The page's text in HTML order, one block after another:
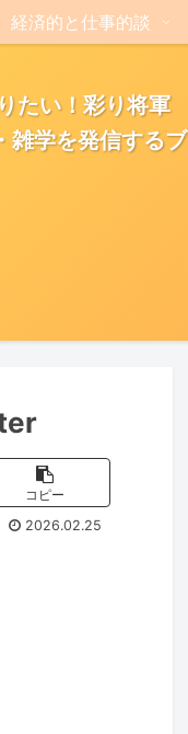
たい！彩り将軍
雑学を発信するブ
経済的と仕事的談
コピー
2026.02.25